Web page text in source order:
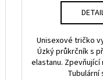
Unisexové tričko
Úzký průkrčník s
elastanu. Zpevňující
Tubulární